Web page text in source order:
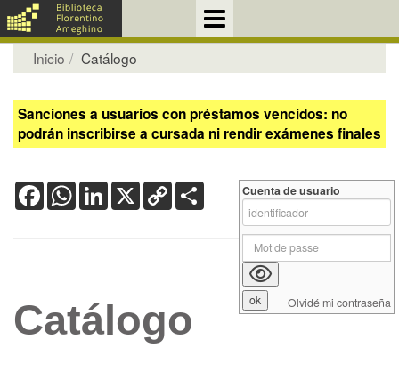
Inicio Catálogo
Sanciones a usuarios con préstamos vencidos: no
podrán inscribirse a cursada ni rendir exámenes finales
FacebookWhatsApp
LinkedIn
X Copy
Link
Catálogo
Cuenta de usuario
Olvidé mi contraseña